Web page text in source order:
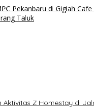
Pekanbaru di Gigiah Cafe
Taluk
Aktivitas Z Homestay di